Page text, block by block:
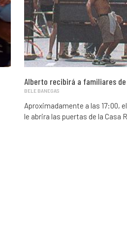
Alberto recibirá a familiares
BELE BANEGAS
Aproximadamente a las 17:00,
le abrira las puertas de la Casa